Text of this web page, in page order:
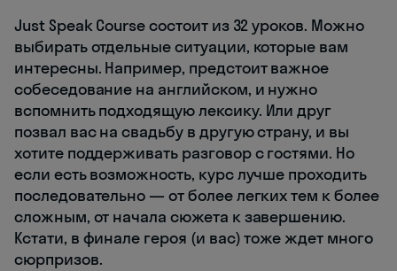
Just Speak Course состоит из 32 уроков. Можно
выбирать отдельные ситуации, которые вам
интересны. Например, предстоит важное
собеседование на английском, и нужно
вспомнить подходящую лексику. Или друг
позвал вас на свадьбу в другую страну, и вы
хотите поддерживать разговор с гостями. Но
если есть возможность, курс лучше проходить
последовательно — от более легких тем к более
сложным, от начала сюжета к завершению.
Кстати, в финале героя (и вас) тоже ждет много
сюрпризов.